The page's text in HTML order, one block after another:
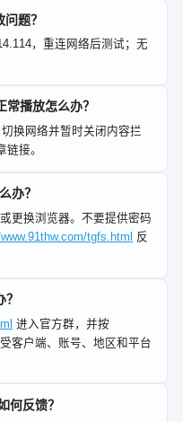
题？
，重连网络后测试；无
播放怎么办？
换网络并暂时关闭内容拦
接。
办？
更换浏览器。不要提供密码
tgfs.html
反
进入官方群，并按
客户端、账号、地区和平台
何反馈？